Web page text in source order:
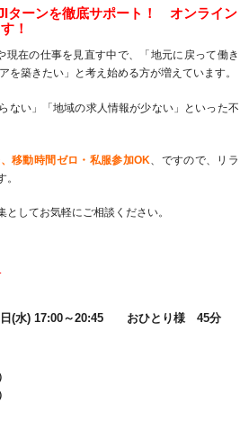
ターンを徹底サポート！ オンライン
！
現在の仕事を見直す中で、「地元に戻って働き
を築きたい」と考え始める方が増えています。
ない」「地域の求人情報が少ない」といった不
移動時間ゼロ・私服参加OK 、ですので、リラ
してお気軽にご相談ください。
日(水) 17:00～20:45 おひとり様 45分